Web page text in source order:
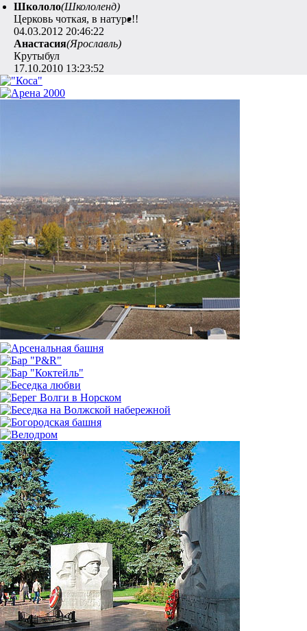
Школоло(Школоленд)
Церковь чоткая, в натуре!!
04.03.2012 20:46:22
Анастасия(Ярославль)
Крутыбул
17.10.2010 13:23:52